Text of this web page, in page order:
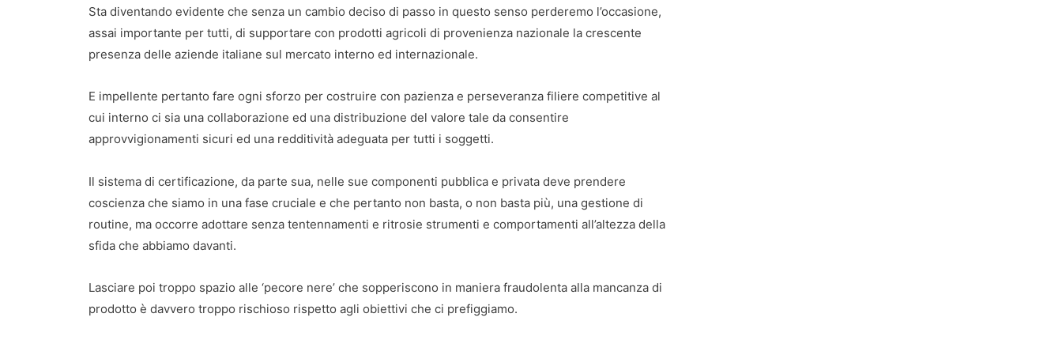
Sta diventando evidente che senza un cambio deciso di passo in questo senso perderemo l’occasione,
assai importante per tutti, di supportare con prodotti agricoli di provenienza nazionale la crescente
presenza delle aziende italiane sul mercato interno ed internazionale.
E impellente pertanto fare ogni sforzo per costruire con pazienza e perseveranza filiere competitive al
cui interno ci sia una collaborazione ed una distribuzione del valore tale da consentire
approvvigionamenti sicuri ed una redditività adeguata per tutti i soggetti.
Il sistema di certificazione, da parte sua, nelle sue componenti pubblica e privata deve prendere
coscienza che siamo in una fase cruciale e che pertanto non basta, o non basta più, una gestione di
routine, ma occorre adottare senza tentennamenti e ritrosie strumenti e comportamenti all’altezza della
sfida che abbiamo davanti.
Lasciare poi troppo spazio alle ‘pecore nere’ che sopperiscono in maniera fraudolenta alla mancanza di
prodotto è davvero troppo rischioso rispetto agli obiettivi che ci prefiggiamo.